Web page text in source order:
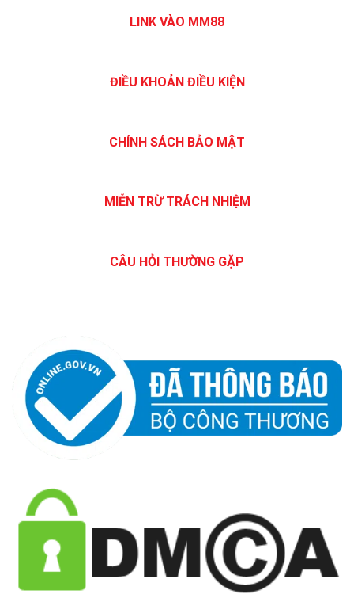
LINK VÀO MM88
ĐIỀU KHOẢN ĐIỀU KIỆN
CHÍNH SÁCH BẢO MẬT
MIỄN TRỪ TRÁCH NHIỆM
CÂU HỎI THƯỜNG GẶP